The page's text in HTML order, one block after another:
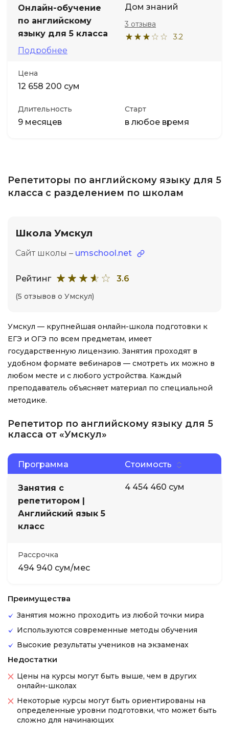
Онлайн-обучение
по английскому
языку для 5 класса
Подробнее
Дом знаний
3.2
3 отзыва
Цена
12 658 200 сум
Длительность
9 месяцев
Старт
в любое время
Репетиторы по английскому языку для 5
класса с разделением по школам
Школа Умскул
Сайт школы – umschool.net
Рейтинг 3.6
(5 отзывов о Умскул)
Умскул — крупнейшая онлайн-школа подготовки к
ЕГЭ и ОГЭ по всем предметам, имеет
государственную лицензию. Занятия проходят в
удобном формате вебинаров — смотреть их можно в
любом месте и с любого устройства. Каждый
преподаватель объясняет материал по специальной
методике.
Репетитор по английскому языку для 5
класса от «Умскул»
Программа Стоимость
Занятия с
репетитором |
Английский язык 5
класс
4 454 460 сум
Рассрочка
494 940 сум/мес
Преимущества
Занятия можно проходить из любой точки мира
Используются современные методы обучения
Высокие результаты учеников на экзаменах
Недостатки
Цены на курсы могут быть выше, чем в других
онлайн-школах
Некоторые курсы могут быть ориентированы на
определенные уровни подготовки, что может быть
сложно для начинающих